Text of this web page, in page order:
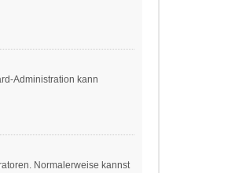
Administration kann
Normalerweise kannst